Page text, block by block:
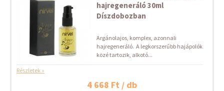
hajregeneráló 30ml
Díszdobozban
Argánolajos, komplex, azonnali
hajregeneráló. A legkorszerűbb hajápolók
közé tartozik, alkotó...
Részletek »
4 668 Ft / db